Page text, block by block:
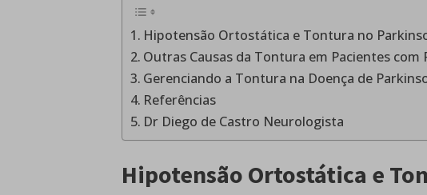
Hipotensão Ortostática e Tontura no
Outras Causas da Tontura em Pacientes com
Gerenciando a Tontura na Doença de
Referências
Dr Diego de Castro Neurologista
Hipotensão Ortostática e